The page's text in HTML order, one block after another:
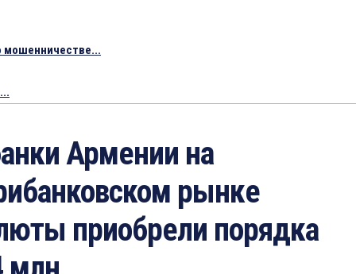
мошенничестве...
Армении на
рынке
приобрели порядка